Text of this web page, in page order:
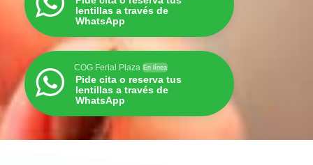
lentillas a través de
WhatsApp
COG Ferial Plaza En línea
Pide cita o reserva tus
lentillas a través de
WhatsApp